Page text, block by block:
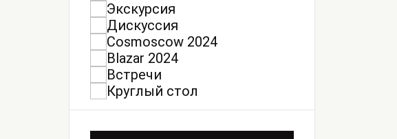
Экскурсия
Дискуссия
Cosmoscow 2024
Blazar 2024
Встречи
Круглый стол